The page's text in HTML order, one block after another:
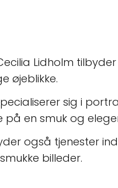
Lidholm
øjeblikke.
sig i
en smuk og
også tjenester
billeder.